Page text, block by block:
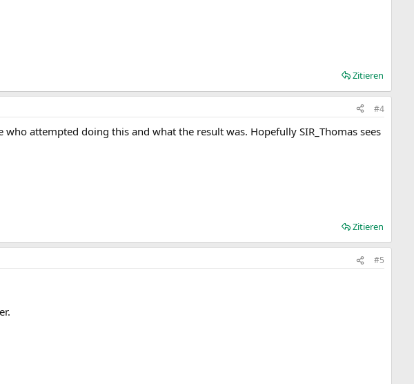
Zitieren
#4
attempted doing this and what the result was. Hopefully SIR_Thomas sees
Zitieren
#5